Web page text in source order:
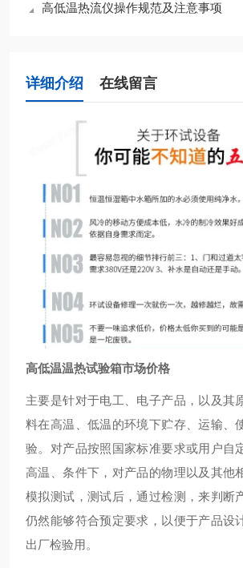
高低温热流仪操作规范及注意事项
详细介绍 在线留言
高低温温热试验箱市场价格
主要是针对于电工、电子产品，以及其
料在高温、低温的环境下贮存、运输、
验。对产品按照国家标准要求或用户自
高温、条件下，对产品的物理以及其他
模拟测试，测试后，通过检测，来判断
仍然能够符合预定要求，以便于产品设
出厂检验用。